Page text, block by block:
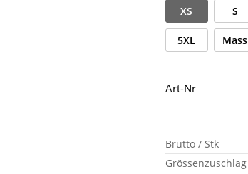
XS S
5XL Mass
Brutto / Stk
Grössenzuschlag
Art-Nr